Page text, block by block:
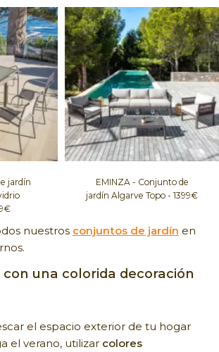
jardín
EMINZA - Conjunto de
jardín Algarve Topo - 1399€
nuestros conjuntos de jardín en
una colorida decoración
el espacio exterior de tu hogar
el verano, utilizar colores